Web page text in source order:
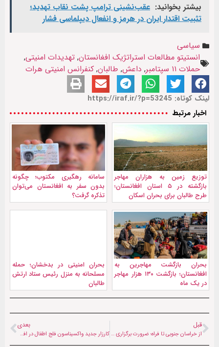
بیشتر بخوانید: عقب‌نشینی ترامپ پشت نقاب تهدید؛
تثبیت اقتدار ایران در هرمز و انفعال دیپلماسی فشار
سیاسی
انستیتو مطالعات استراتژيک افغانستان, تهدیدات امنیتی,
حملات ۱۱ سپتامبر
, داعش, طالبان, کنفرانس امنیتی هرات
لینک کوتاه: https://iraf.ir/?p=53245
اخبار مرتبط
توزیع زمین به هزاران مهاجر
بازگشته در ۵ استان افغانستان؛
طرح طالبان برای بحران اسکان
سامانه رهگیری مکتوب؛ چگونه
بدون سفر به افغانستان می‌توان
تذکره گرفت؟
بحران بازگشت مهاجرین به
افغانستان؛ بازگشت ۱۳۰ هزار مهاجر
در یک ماه
بحران امنیتی در بدخشان؛ حمله
مسلحانه به منزل رئیس ستاد ارتش
طالبان
قبل
از خراسان جنوبی تا فراه؛ ضرورت برگزاری نمایشگاه‌های مشترک تولیدات ایران و افغانستان
بعدی
کارزار جدید واکسیناسون فلج اطفال در افغانستان؛ بیش از ۵ میلیون کودک‌ واکسینه می‌شوند